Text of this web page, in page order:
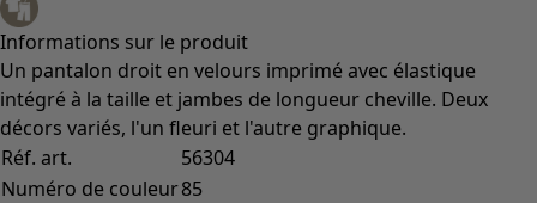
Informations sur le produit
Un pantalon droit en velours imprimé avec élastique
intégré à la taille et jambes de longueur cheville. Deux
décors variés, l'un fleuri et l'autre graphique.
Réf. art.
56304
Numéro de couleur85